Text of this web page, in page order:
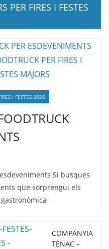
PER FIRES I FESTES
I FESTES 2026
Si busques
que sorprengui els
COMPANYIA
TENAC –